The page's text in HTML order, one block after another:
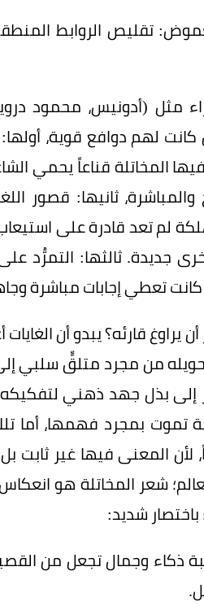
تقليص الروابط
مثل (أدونيس، محمود
كانت لهم دوافع قوية،
المخاتلة قناعاً يحمي
ثانيها: قصور
لم تعد قادرة على
جديدة. ثالثها: التمرُّد
كانت تعطي إجابات مباشرة
أن يراوغ قارئه؟ يبدو أن
من مجرد متلقٍّ سلبي
إلى بذل جهد ذهني
تموت بمجرد فهمها، أما
لأن المعنى فيها غير ثابت
شعر المخاتلة هو
باختصار شديد:
ذكاء وجمال تجعل من